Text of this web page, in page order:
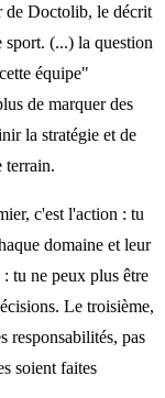
de Doctolib, le décrit
sport. (...) la question
équipe"
de marquer des
la stratégie et de
terrain.
c'est l'action : tu
domaine et leur
tu ne peux plus être
Le troisième,
responsabilités, pas
soient faites